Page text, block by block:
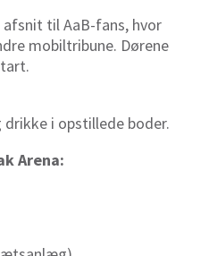
til AaB-fans, hvor
mobiltribune. Dørene
drikke i opstillede boder.
Arena: